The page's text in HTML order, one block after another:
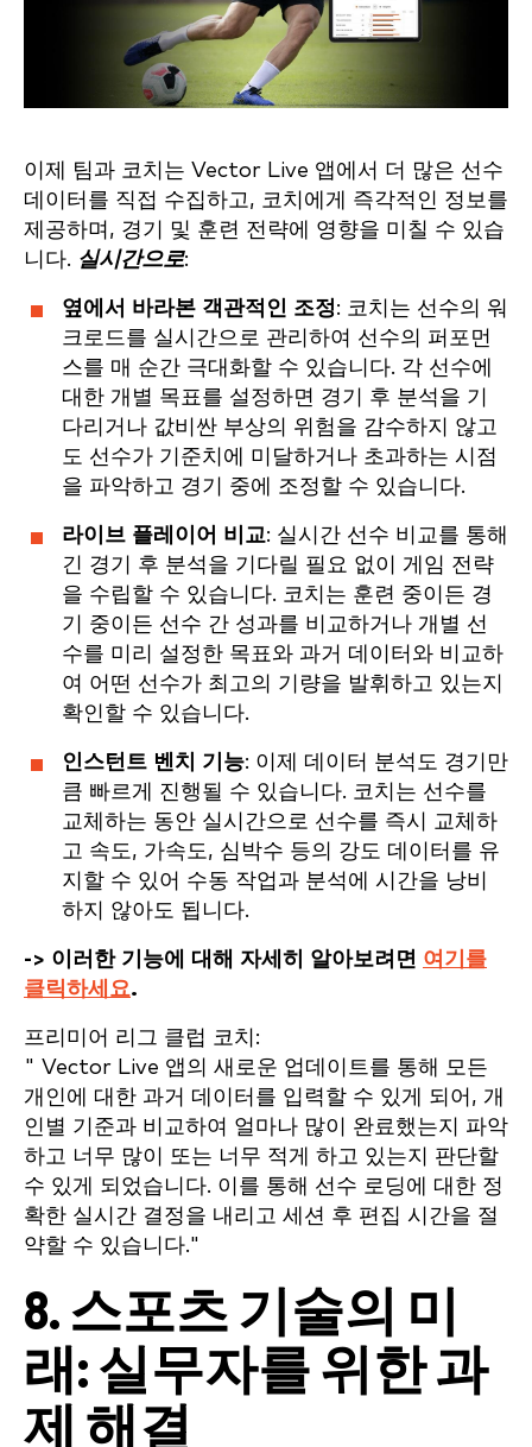
이제 팀과 코치는 Vector Live 앱에서 더 많은 선수
데이터를 직접 수집하고, 코치에게 즉각적인 정보를
제공하며, 경기 및 훈련 전략에 영향을 미칠 수 있습
니다. 실시간으로:
옆에서 바라본 객관적인 조정: 코치는 선수의 워
크로드를 실시간으로 관리하여 선수의 퍼포먼
스를 매 순간 극대화할 수 있습니다. 각 선수에
대한 개별 목표를 설정하면 경기 후 분석을 기
다리거나 값비싼 부상의 위험을 감수하지 않고
도 선수가 기준치에 미달하거나 초과하는 시점
을 파악하고 경기 중에 조정할 수 있습니다.
라이브 플레이어 비교: 실시간 선수 비교를 통해
긴 경기 후 분석을 기다릴 필요 없이 게임 전략
을 수립할 수 있습니다. 코치는 훈련 중이든 경
기 중이든 선수 간 성과를 비교하거나 개별 선
수를 미리 설정한 목표와 과거 데이터와 비교하
여 어떤 선수가 최고의 기량을 발휘하고 있는지
확인할 수 있습니다.
인스턴트 벤치 기능: 이제 데이터 분석도 경기만
큼 빠르게 진행될 수 있습니다. 코치는 선수를
교체하는 동안 실시간으로 선수를 즉시 교체하
고 속도, 가속도, 심박수 등의 강도 데이터를 유
지할 수 있어 수동 작업과 분석에 시간을 낭비
하지 않아도 됩니다.
-> 이러한 기능에 대해 자세히 알아보려면 여기를
클릭하세요.
프리미어 리그 클럽 코치:
" Vector Live 앱의 새로운 업데이트를 통해 모든
개인에 대한 과거 데이터를 입력할 수 있게 되어, 개
인별 기준과 비교하여 얼마나 많이 완료했는지 파악
하고 너무 많이 또는 너무 적게 하고 있는지 판단할
수 있게 되었습니다. 이를 통해 선수 로딩에 대한 정
확한 실시간 결정을 내리고 세션 후 편집 시간을 절
약할 수 있습니다."
8. 스포츠 기술의 미
래: 실무자를 위한 과
제 해결